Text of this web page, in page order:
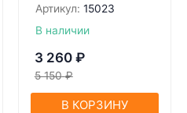
Артикул: 15023
В наличии
3 260 ₽
5 150 ₽
В КОРЗИНУ